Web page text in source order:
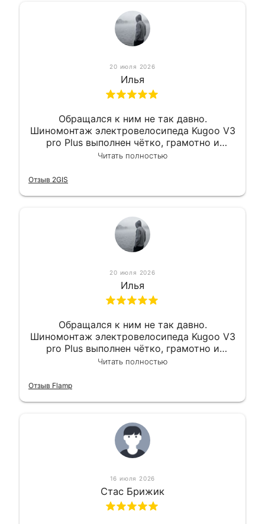
20 июля 2026
Илья
Обращался к ним не так давно.
Шиномонтаж электровелосипеда Kugoo V3
pro Plus выполнен чётко, грамотно и
квалифицированно. Всё сделано
Читать полностью
Отзыв 2GIS
20 июля 2026
Илья
Обращался к ним не так давно.
Шиномонтаж электровелосипеда Kugoo V3
pro Plus выполнен чётко, грамотно и
квалифицированно. Всё сделано
Читать полностью
Отзыв Flamp
16 июля 2026
Стас Брижик